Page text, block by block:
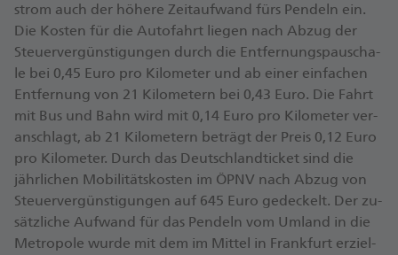
strom auch der hö­he­re Zeit­auf­wand fürs Pen­deln ein.
Die Kos­ten für die Au­to­fahrt lie­gen nach Ab­zug der
Steu­er­ver­güns­ti­gun­gen durch die Ent­fer­nungs­pau­scha­
le bei 0,45 Eu­ro pro Ki­lo­me­ter und ab ei­ner ein­fa­chen
Ent­fer­nung von 21 Ki­lo­me­tern bei 0,43 Eu­ro. Die Fahrt
mit Bus und Bahn wird mit 0,14 Eu­ro pro Ki­lo­me­ter ver­
an­schlagt, ab 21 Ki­lo­me­tern be­trägt der Preis 0,12 Eu­ro
pro Ki­lo­me­ter. Durch das Deutsch­land­ti­cket sind die
jähr­li­chen Mo­bi­li­täts­kos­ten im ÖPNV nach Ab­zug von
Steu­er­ver­güns­ti­gun­gen auf 645 Eu­ro ge­de­ckelt. Der zu­
sätz­li­che Auf­wand für das Pen­deln vom Um­land in die
Me­tro­po­le wur­de mit dem im Mit­tel in Frank­furt er­ziel­